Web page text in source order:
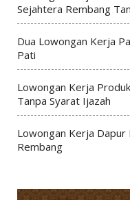
Sejahtera Rembang
Dua Lowongan Kerja
Pati
Lowongan Kerja
Tanpa Syarat Ijazah
Lowongan Kerja Dapur
Rembang